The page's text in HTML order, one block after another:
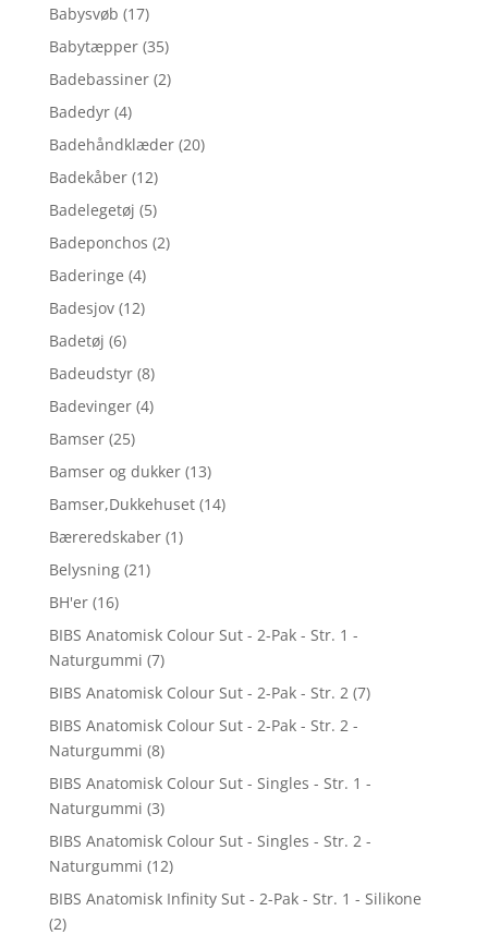
Babysvøb (17)
Babytæpper (35)
Badebassiner (2)
Badedyr (4)
Badehåndklæder (20)
Badekåber (12)
Badelegetøj (5)
Badeponchos (2)
Baderinge (4)
Badesjov (12)
Badetøj (6)
Badeudstyr (8)
Badevinger (4)
Bamser (25)
Bamser og dukker (13)
Bamser,Dukkehuset (14)
Bæreredskaber (1)
Belysning (21)
BH'er (16)
BIBS Anatomisk Colour Sut - 2-Pak - Str. 1 -
Naturgummi (7)
BIBS Anatomisk Colour Sut - 2-Pak - Str. 2 (7)
BIBS Anatomisk Colour Sut - 2-Pak - Str. 2 -
Naturgummi (8)
BIBS Anatomisk Colour Sut - Singles - Str. 1 -
Naturgummi (3)
BIBS Anatomisk Colour Sut - Singles - Str. 2 -
Naturgummi (12)
BIBS Anatomisk Infinity Sut - 2-Pak - Str. 1 - Silikone
(2)